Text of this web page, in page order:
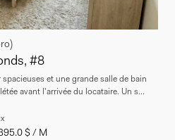
#8
et une grande salle de bain
avant l'arrivée du locataire. Un s...
$ / M